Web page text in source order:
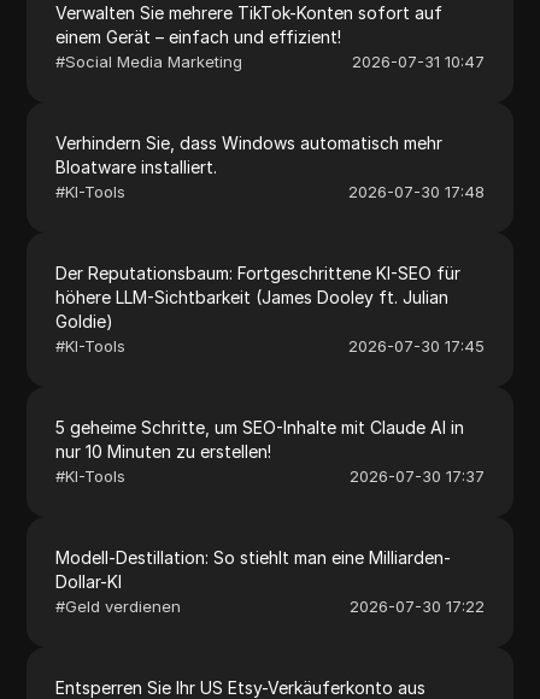
Verwalten Sie mehrere TikTok-Konten sofort auf
einem Gerät – einfach und effizient!
#Social Media Marketing 2026-07-31 10:47
Verhindern Sie, dass Windows automatisch mehr
Bloatware installiert.
#KI-Tools 2026-07-30 17:48
Der Reputationsbaum: Fortgeschrittene KI-SEO für
höhere LLM-Sichtbarkeit (James Dooley ft. Julian
Goldie)
#KI-Tools 2026-07-30 17:45
5 geheime Schritte, um SEO-Inhalte mit Claude AI in
nur 10 Minuten zu erstellen!
#KI-Tools 2026-07-30 17:37
Modell-Destillation: So stiehlt man eine Milliarden-
Dollar-KI
#Geld verdienen 2026-07-30 17:22
Entsperren Sie Ihr US Etsy-Verkäuferkonto aus